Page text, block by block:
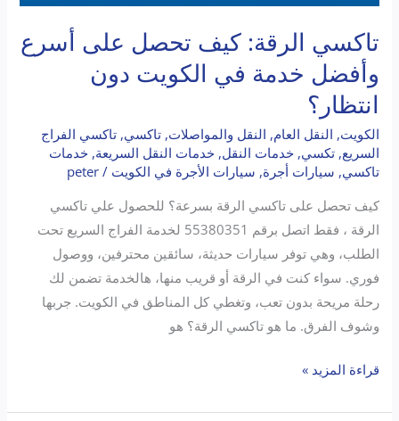
تاكسي الرقة: كيف تحصل على أسرع
وأفضل خدمة في الكويت دون
انتظار؟
الكويت, النقل العام, النقل والمواصلات,تاكسي,تاكسي الفراج
السريع,تكسي,خدمات النقل,خدمات النقل السريعة,خدمات
تاكسي, سيارات أجرة, سيارات الأجرة في الكويت /
peter
كيف تحصل على تاكسي الرقة بسرعة؟ للحصول علي تاكسي
الرقة ، فقط اتصل برقم 55380351 لخدمة الفراج السريع تحت
الطلب، وهي توفر سيارات حديثة، سائقين محترفين، ووصول
فوري. سواء كنت في الرقة أو قريب منها، هالخدمة تضمن لك
رحلة مريحة بدون تعب، وتغطي كل المناطق في الكويت. جربها
وشوف الفرق. ما هو تاكسي الرقة؟ هو
قراءة المزيد »